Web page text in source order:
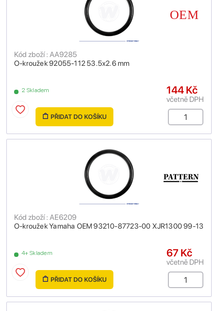
O-kroužek 92055-112 53.5x2.6 mm
Kód zboží : AA9285
2 Skladem 144 Kč
včetně DPH
PŘIDAT DO KOŠÍKU
O-kroužek Yamaha OEM 93210-87723-00 XJR1300 99-13
Kód zboží : AE6209
4+ Skladem 67 Kč
včetně DPH
PŘIDAT DO KOŠÍKU